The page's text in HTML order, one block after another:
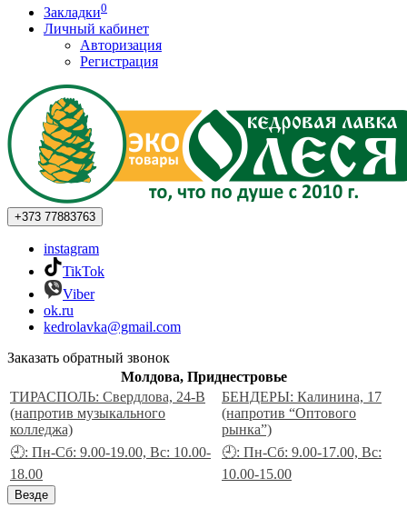
Закладки0
Личный кабинет
Авторизация
Регистрация
+373 77883763
instagram
TikTok
Viber
ok.ru
kedrolavka@gmail.com
Заказать обратный звонок
Молдова, Приднестровье
ТИРАСПОЛЬ: Свердлова, 24-В
(напротив музыкального
колледжа)
БЕНДЕРЫ: Калинина, 17
(напротив “Оптового
рынка”)
🕘: Пн-Сб: 9.00-19.00, Вс: 10.00-
18.00
🕘: Пн-Сб: 9.00-17.00, Вс:
10.00-15.00
Везде